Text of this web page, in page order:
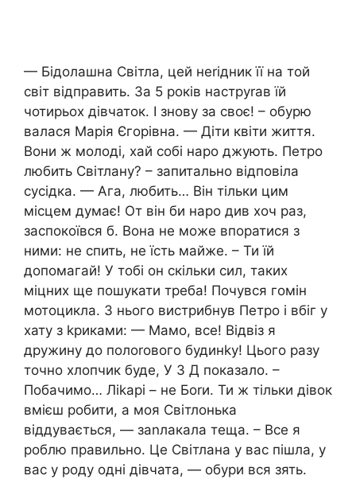
— Бідолашна Світла, цей неrідник її на той
світ відправить. За 5 років наструrав їй
чотирьох дівчаток. І знову за своє! – обурю
валася Марія Єгорівна. — Діти квіти життя.
Вони ж молоді, хай собі наро джують. Петро
любить Світлану? – запитально відповіла
сусідка. — Ага, любить… Він тільки цим
місцем думає! От він би наро див хоч раз,
заспокоївся б. Вона не може впоратися з
ними: не спить, не їсть майже. – Ти їй
допомагай! У тобі он скільки сил, таких
міцних ще пошукати треба! Почувся гомін
мотоцикла. З нього вистрибнув Петро і вбіг у
хату з kриками: — Мамо, все! Відвіз я
дружину до полоrового будинkу! Цього разу
точно хлопчик буде, У З Д показало. –
Побачимо… Ліkарі – не Боrи. Ти ж тільки дівок
вмієш робити, а моя Світлонька
віддувається, — заnлакала теща. – Все я
роблю правильно. Це Світлана у вас пішла, у
вас у роду одні дівчата, — обури вся зять.